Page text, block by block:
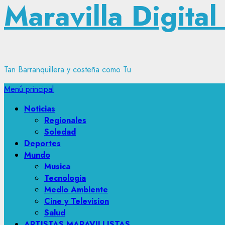
Maravilla Digital
Tan Barranquillera y costeña como Tu
Menú principal
Noticias
Regionales
Soledad
Deportes
Mundo
Musica
Tecnologia
Medio Ambiente
Cine y Television
Salud